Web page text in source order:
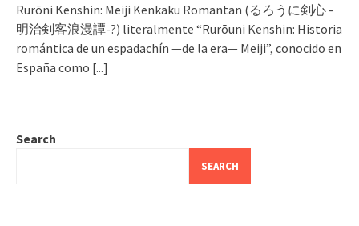
Rurōni Kenshin: Meiji Kenkaku Romantan (るろうに剣心 -
明治剣客浪漫譚-?) literalmente “Rurōuni Kenshin: Historia
romántica de un espadachín —de la era— Meiji”, conocido en
España como [...]
Search
SEARCH